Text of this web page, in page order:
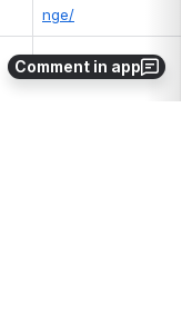
Comment in app
nge/